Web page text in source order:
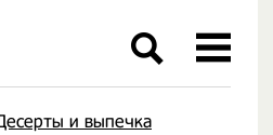
и выпечка